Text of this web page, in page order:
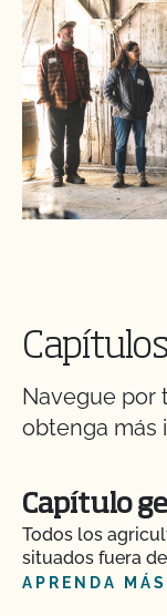
Navegue por
obtenga más
Capítulo
Todos los
situados fuera
APRENDA MÁS